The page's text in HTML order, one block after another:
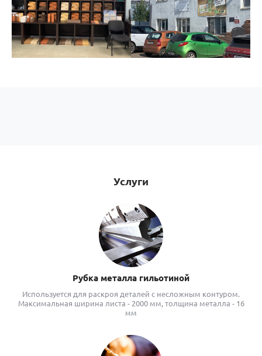
Услуги
Рубка металла гильотиной
Используется для раскроя деталей с несложным контуром.
Максимальная ширина листа - 2000 мм, толщина металла - 16
мм